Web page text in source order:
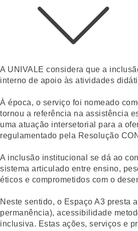
A UNIVALE considera que a
interno de apoio às atividades
À época, o serviço foi nomeado
tornou a referência na assistência
uma atuação intersetorial para a
regulamentado pela Resolução
A inclusão institucional se dá ao
sistema articulado entre ensino,
éticos e comprometidos com o
Neste sentido, o Espaço A3 presta
permanência), acessibilidade
inclusiva. Estas ações, serviços e